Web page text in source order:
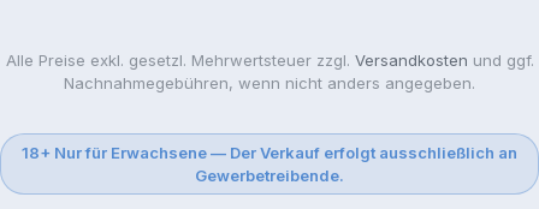
Alle Preise exkl. gesetzl. Mehrwertsteuer zzgl. Versandkosten und ggf.
Nachnahmegebühren, wenn nicht anders angegeben.
18+ Nur für Erwachsene — Der Verkauf erfolgt ausschließlich an
Gewerbetreibende.